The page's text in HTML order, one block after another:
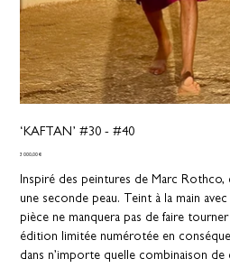
‘KAFTAN’ #30 - #40
Prix
3 000,00 €
Inspiré des peintures de Marc Rothco,
une seconde peau. Teint à la main
pièce ne manquera pas de faire
édition limitée numérotée en
dans n’importe quelle combinaison